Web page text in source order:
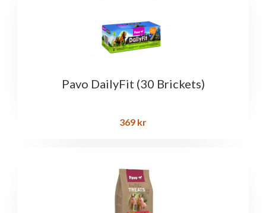
Pavo DailyFit (30 Brickets)
369 kr